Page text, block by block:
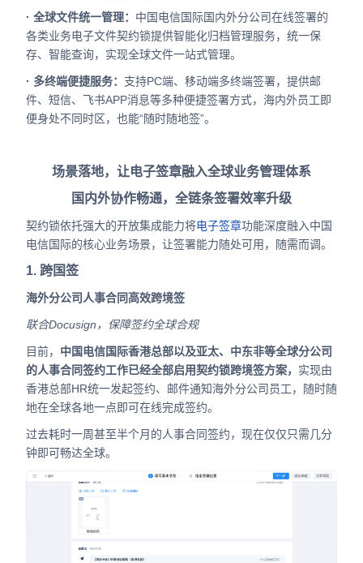
· 全球文件统一管理： 中国电信国际国内外分公司在线签署的
各类业务电子文件契约锁提供智能化归档管理服务，统一保
存、智能查询，实现全球文件一站式管理。
· 多终端便捷服务： 支持PC端、移动端多终端签署，提供邮
件、短信、飞书APP消息等多种便捷签署方式，海内外员工即
便身处不同时区，也能“随时随地签”。
场景落地，让电子签章融入全球业务管理体系
国内外协作畅通，全链条签署效率升级
契约锁依托强大的开放集成能力将电子签章功能深度融入中国
电信国际的核心业务场景，让签署能力随处可用，随需而调。
1. 跨国签
海外分公司人事合同高效跨境签
联合Docusign，保障签约全球合规
目前， 中国电信国际香港总部以及亚太、中东非等全球分公司
的人事合同签约工作已经全部启用契约锁跨境签方案， 实现由
香港总部HR统一发起签约、邮件通知海外分公司员工，随时随
地在全球各地一点即可在线完成签约。
过去耗时一周甚至半个月的人事合同签约，现在仅仅只需几分
钟即可畅达全球。